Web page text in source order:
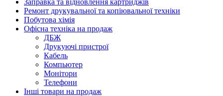
Ремонт друкувальної та копіювальної техніки
Побутова хімія
Офісна техніка на продаж
ДБЖ
Друкуючі пристрої
Кабель
Компьютер
Монітори
Телефони
Інші товари на продаж